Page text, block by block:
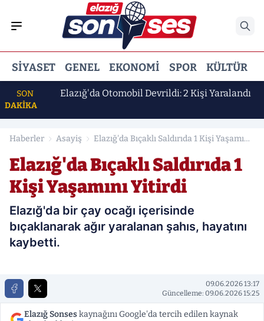
SIYASET GENEL EKONOMI SPOR KÜLTÜR
SON
DAKİKA
Elazığ'da Otomobil Devrildi: 2 Kişi Yaralandı
Haberler Asayiş
Elazığ'da Bıçaklı Saldırıda 1 Kişi Yaşamını
Elazığ'da Bıçaklı Saldırıda 1
Kişi Yaşamını Yitirdi
Elazığ'da bir çay ocağı içerisinde
bıçaklanarak ağır yaralanan şahıs, hayatını
kaybetti.
09.06.2026 13:17
Güncelleme: 09.06.2026 15:25
Elazığ Sonseskaynağını Google'da tercih edilen kaynak